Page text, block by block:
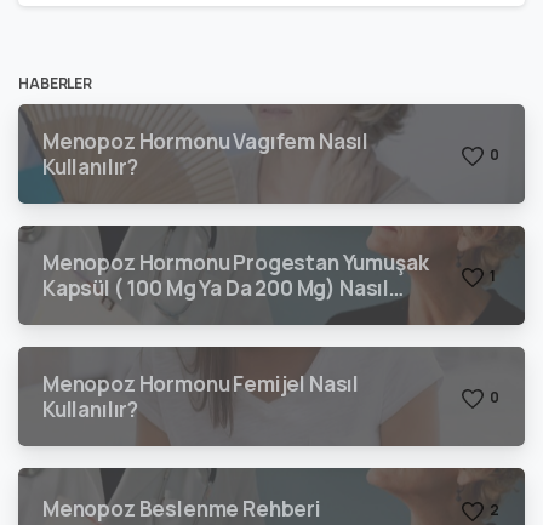
HABERLER
Menopoz Hormonu Vagıfem Nasıl
Kullanılır?
0
Menopoz Hormonu Progestan Yumuşak
Kapsül ( 100 Mg Ya Da 200 Mg) Nasıl
Kullanılır?
1
Menopoz Hormonu Femijel Nasıl
Kullanılır?
0
Menopoz Beslenme Rehberi 2